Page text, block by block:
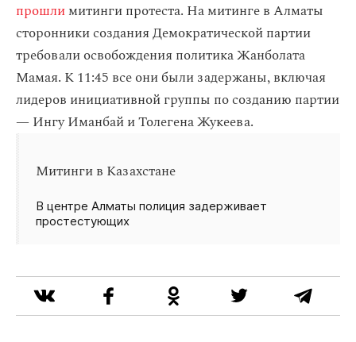
прошлимитинги протеста. На митинге в Алматы
сторонники создания Демократической партии
требовали освобождения политика Жанболата
Мамая. К 11:45 все они были задержаны, включая
лидеров инициативной группы по созданию партии
— Ингу Иманбай и Толегена Жукеева.
Митинги в Казахстане
В центре Алматы полиция задерживает
простестующих